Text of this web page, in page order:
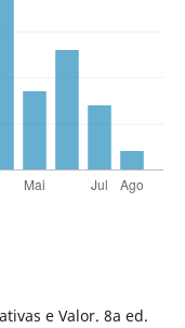
e Valor. 8a ed.